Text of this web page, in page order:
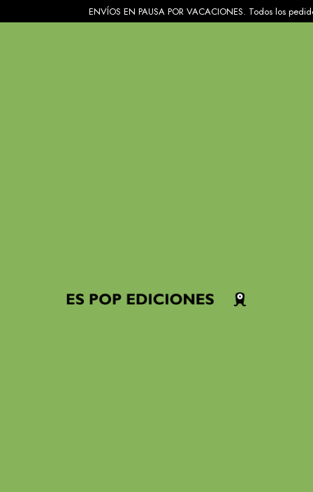
ENVÍOS EN PAUSA POR VACACIONES. Todos los pedidos